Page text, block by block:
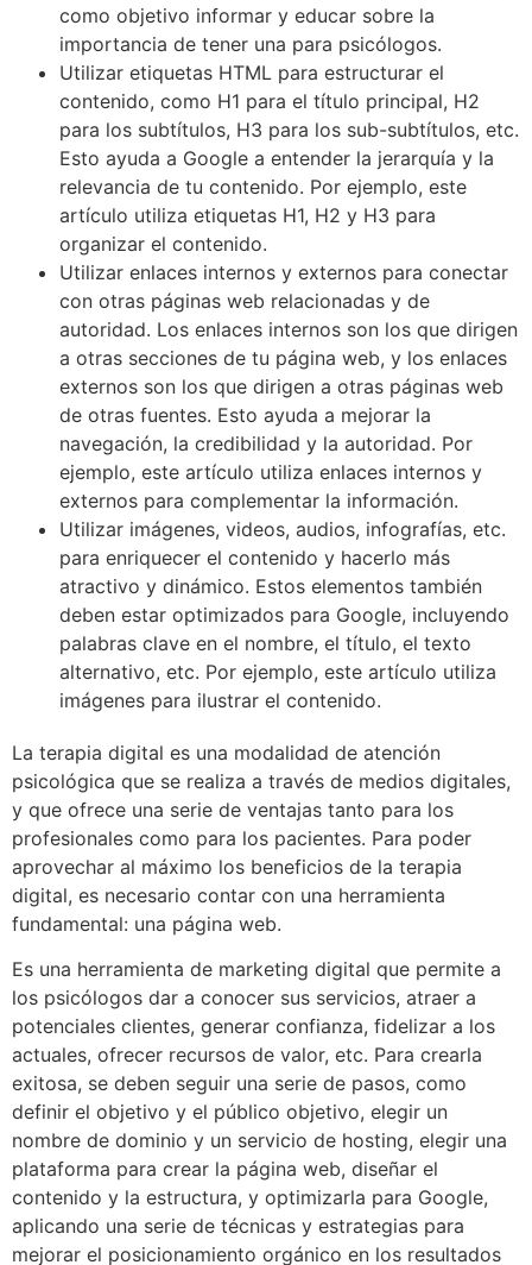
como objetivo informar y educar sobre la
importancia de tener una para psicólogos.
Utilizar etiquetas HTML para estructurar el
contenido, como H1 para el título principal, H2
para los subtítulos, H3 para los sub-subtítulos, etc.
Esto ayuda a Google a entender la jerarquía y la
relevancia de tu contenido. Por ejemplo, este
artículo utiliza etiquetas H1, H2 y H3 para
organizar el contenido.
Utilizar enlaces internos y externos para conectar
con otras páginas web relacionadas y de
autoridad. Los enlaces internos son los que dirigen
a otras secciones de tu página web, y los enlaces
externos son los que dirigen a otras páginas web
de otras fuentes. Esto ayuda a mejorar la
navegación, la credibilidad y la autoridad. Por
ejemplo, este artículo utiliza enlaces internos y
externos para complementar la información.
Utilizar imágenes, videos, audios, infografías, etc.
para enriquecer el contenido y hacerlo más
atractivo y dinámico. Estos elementos también
deben estar optimizados para Google, incluyendo
palabras clave en el nombre, el título, el texto
alternativo, etc. Por ejemplo, este artículo utiliza
imágenes para ilustrar el contenido.
La terapia digital es una modalidad de atención
psicológica que se realiza a través de medios digitales,
y que ofrece una serie de ventajas tanto para los
profesionales como para los pacientes. Para poder
aprovechar al máximo los beneficios de la terapia
digital, es necesario contar con una herramienta
fundamental: una página web.
Es una herramienta de marketing digital que permite a
los psicólogos dar a conocer sus servicios, atraer a
potenciales clientes, generar confianza, fidelizar a los
actuales, ofrecer recursos de valor, etc. Para crearla
exitosa, se deben seguir una serie de pasos, como
definir el objetivo y el público objetivo, elegir un
nombre de dominio y un servicio de hosting, elegir una
plataforma para crear la página web, diseñar el
contenido y la estructura, y optimizarla para Google,
aplicando una serie de técnicas y estrategias para
mejorar el posicionamiento orgánico en los resultados